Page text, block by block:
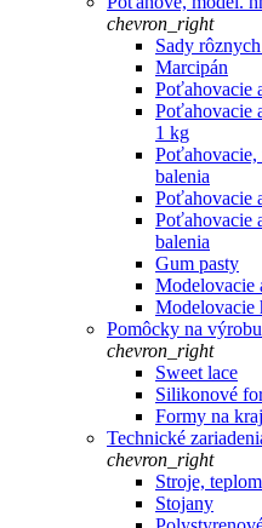
chevron_right
Sady
Marcipán
Poťahovacie
Poťahovacie
1 kg
Poťahovacie,
balenia
Poťahovacie
Poťahovacie
balenia
Gum pasty
Modelovacie
Modelovacie
Pomôcky na
chevron_right
Sweet lace
Silikonové
Formy na
Technické
chevron_right
Stroje,
Stojany